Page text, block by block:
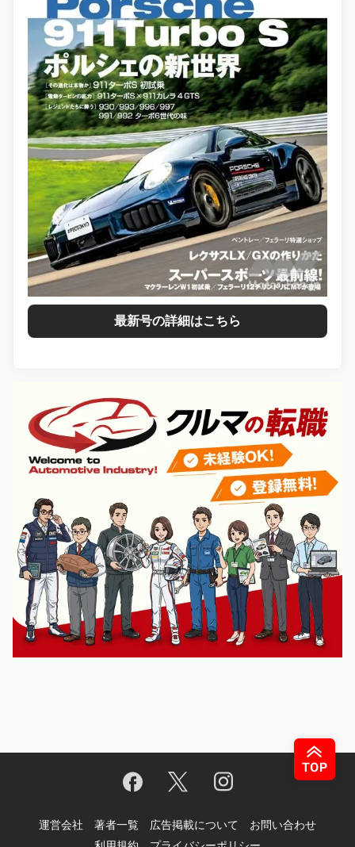
最新号の詳細はこちら
運営会社 著者一覧 広告掲載について
お問い合わせ